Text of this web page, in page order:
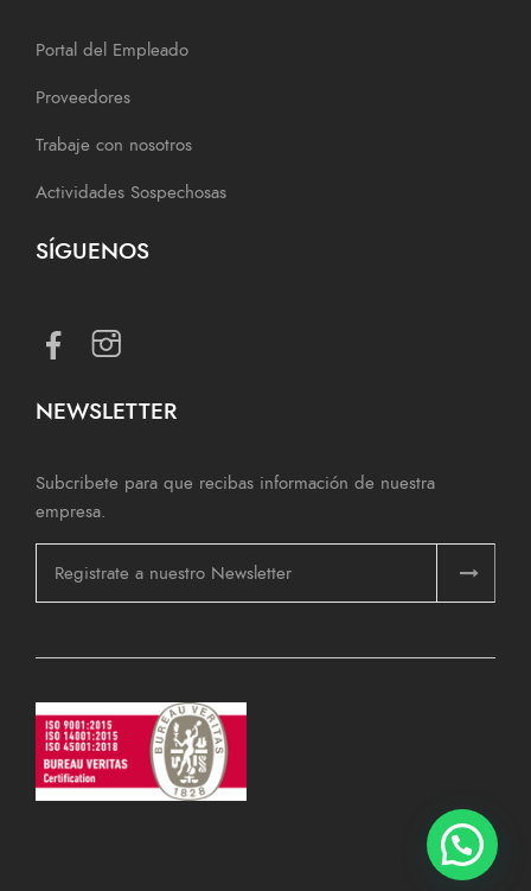
Portal del Empleado
Proveedores
Trabaje con nosotros
Actividades Sospechosas
SÍGUENOS
NEWSLETTER
Subcribete para que recibas información de nuestra
empresa.